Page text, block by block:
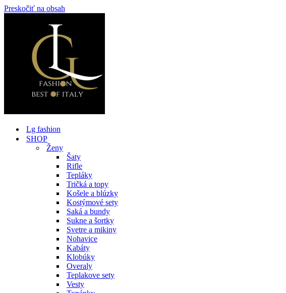
Preskočiť na obsah
Lg fashion
SHOP
Ženy
Šaty
Rifle
Tepláky
Tričká a topy
Košele a blúzky
Kostýmové sety
Saká a bundy
Sukne a šortky
Svetre a mikiny
Nohavice
Kabáty
Klobúky
Overaly
Teplakove sety
Vesty